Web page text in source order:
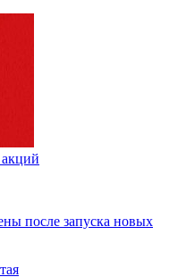
после запуска новых